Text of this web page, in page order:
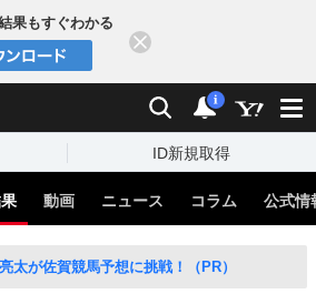
果もすぐわかる
検索 通知
i
ID新規取得
動画 ニュース コラム 公式情
太が佐賀競馬予想に挑戦！（PR）